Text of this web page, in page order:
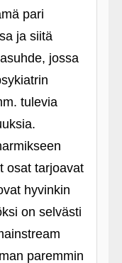
pari
ja siitä
jossa
tulevia
osat tarjoavat
hyvinkin
on selvästi
paremmin